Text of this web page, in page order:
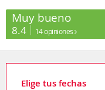
Muy bueno
8.4 14 opiniones
Elige tus fechas